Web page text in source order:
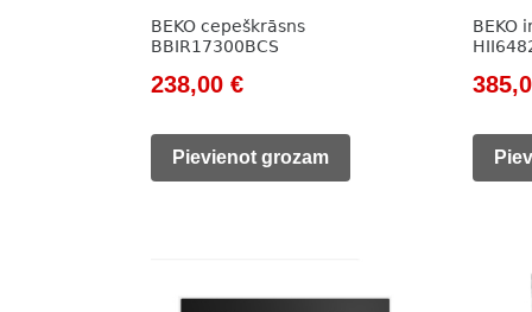
BEKO cepeškrāsns
BBIR17300BCS
Original
was:
238,00 €Current
is:
Pievienot grozam
BEKO
was: